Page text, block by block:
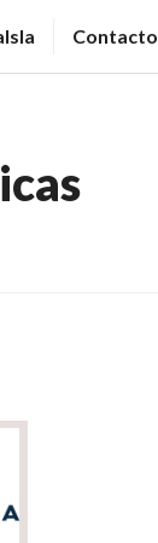
Contacto